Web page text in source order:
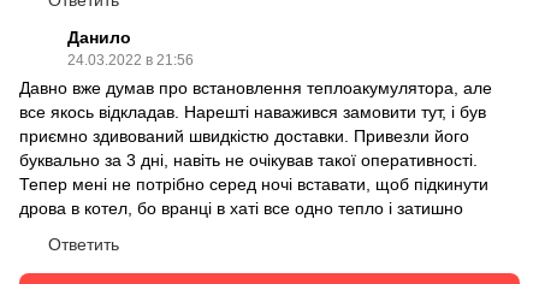
Данило
24.03.2022 в 21:56
Давно вже думав про встановлення теплоакумулятора, але
все якось відкладав. Нарешті наважився замовити тут, і був
приємно здивований швидкістю доставки. Привезли його
буквально за 3 дні, навіть не очікував такої оперативності.
Тепер мені не потрібно серед ночі вставати, щоб підкинути
дрова в котел, бо вранці в хаті все одно тепло і затишно
Ответить